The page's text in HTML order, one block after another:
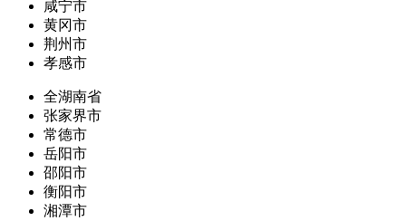
咸宁市
黄冈市
荆州市
孝感市
全湖南省
张家界市
常德市
岳阳市
邵阳市
衡阳市
湘潭市